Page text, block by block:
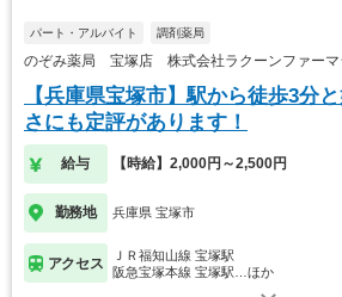
パート・アルバイト 調剤薬局
のぞみ薬局 宝塚店 株式会社ラクーンファーマ
【兵庫県宝塚市】駅から徒歩3分
さにも定評があります！
給与 【時給】2,000円～2,500円
勤務地 兵庫県 宝塚市
アクセス
ＪＲ福知山線 宝塚駅
阪急宝塚本線 宝塚駅…ほか